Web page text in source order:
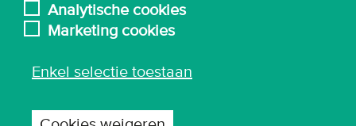
Analytische cookies
Marketing cookies
Enkel selectie toestaan
English
Algemene inkoopvoorwaarden